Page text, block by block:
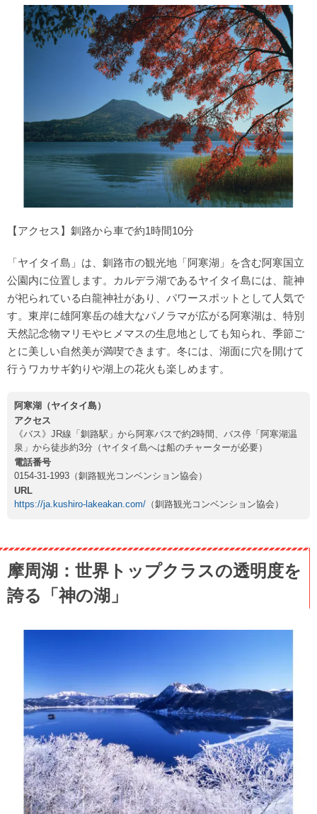
【アクセス】釧路から車で約1時間10分
「ヤイタイ島」は、釧路市の観光地「阿寒湖」を含む阿寒国立
公園内に位置します。カルデラ湖であるヤイタイ島には、龍神
が祀られている白龍神社があり、パワースポットとして人気で
す。東岸に雄阿寒岳の雄大なパノラマが広がる阿寒湖は、特別
天然記念物マリモやヒメマスの生息地としても知られ、季節ご
とに美しい自然美が満喫できます。冬には、湖面に穴を開けて
行うワカサギ釣りや湖上の花火も楽しめます。
阿寒湖（ヤイタイ島）
アクセス
《バス》JR線「釧路駅」から阿寒バスで約2時間、バス停「阿寒湖温
泉」から徒歩約3分（ヤイタイ島へは船のチャーターが必要）
電話番号
0154-31-1993（釧路観光コンベンション協会）
URL
https://ja.kushiro-lakeakan.com/ （釧路観光コンベンション協会）
摩周湖：世界トップクラスの透明度を
誇る「神の湖」